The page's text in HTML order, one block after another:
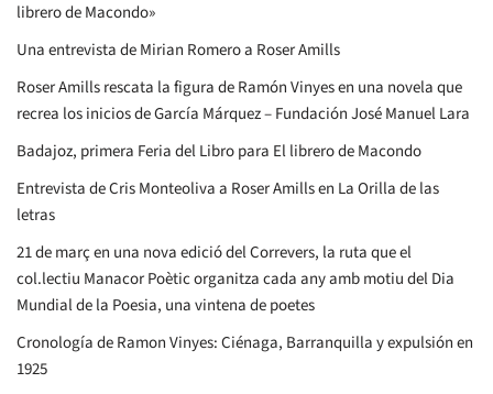
librero de Macondo»
Una entrevista de Mirian Romero a Roser Amills
Roser Amills rescata la figura de Ramón Vinyes en una novela que
recrea los inicios de García Márquez – Fundación José Manuel Lara
Badajoz, primera Feria del Libro para El librero de Macondo
Entrevista de Cris Monteoliva a Roser Amills en La Orilla de las
letras
21 de març en una nova edició del Correvers, la ruta que el
col.lectiu Manacor Poètic organitza cada any amb motiu del Dia
Mundial de la Poesia, una vintena de poetes
Cronología de Ramon Vinyes: Ciénaga, Barranquilla y expulsión en
1925